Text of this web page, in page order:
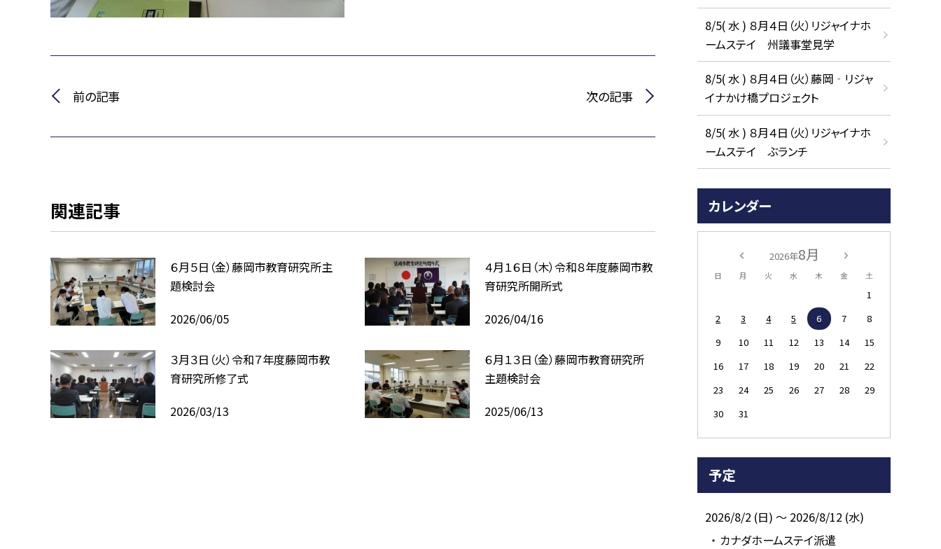
前の記事 次の記事
関連記事
６月５日（金）藤岡市教育研究所主
題検討会
2026/06/05
４月１６日（木）令和８年度藤岡市教
育研究所開所式
2026/04/16
３月３日（火）令和７年度藤岡市教
育研究所修了式
2026/03/13
６月１３日（金）藤岡市教育研究所
主題検討会
2025/06/13
8/5( 水 ) ８月４日（火）リジャイナホ
ームステイ 州議事堂見学
8/5( 水 ) ８月４日（火）藤岡‐リジャ
イナかけ橋プロジェクト
8/5( 水 ) ８月４日（火）リジャイナホ
ームステイ ぶランチ
カレンダー
2026年8月
日 月 火 水 木 金 土
1
2
3 4 5 6 7
8
9
10 11 12 13 14
15
16
17 18 19 20 21
22
23
24 25 26 27 28
29
30
31
予定
2026/8/2 (日) ～ 2026/8/12 (水)
カナダホームステイ派遣